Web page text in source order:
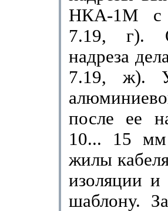
НКА-1М с
7.19, г).
надреза
7.19, ж).
после ее
10... 15 мм
жилы
изоляции
шаблону.